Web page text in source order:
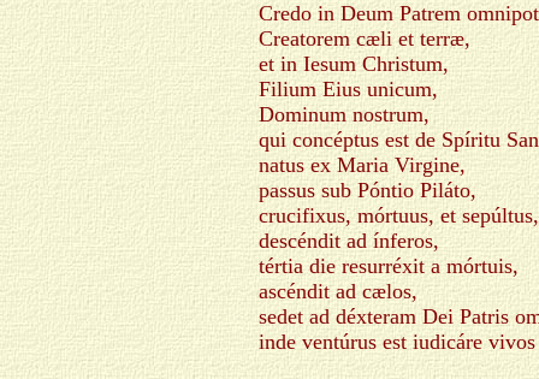
Credo in Deum Patrem
Creatorem cæli et terræ,
et in Iesum Christum,
Filium Eius unicum,
Dominum nostrum,
qui concéptus est de Spíritu
natus ex Maria Virgine,
passus sub Póntio Piláto,
crucifixus, mórtuus, et sepúltus,
descéndit ad ínferos,
tértia die resurréxit a mórtuis,
ascéndit ad cælos,
sedet ad déxteram Dei Patris
inde ventúrus est iudicáre